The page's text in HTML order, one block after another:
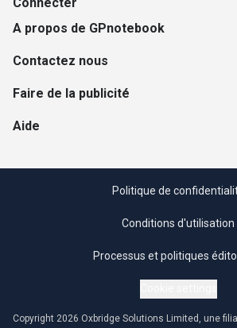
A propos de GPnotebook
Contactez nous
Faire de la publicité
Aide
Politique de
Conditions d'utilisation
Processus et politiques
Copyright 2026 Oxbridge Solutions Limited, une